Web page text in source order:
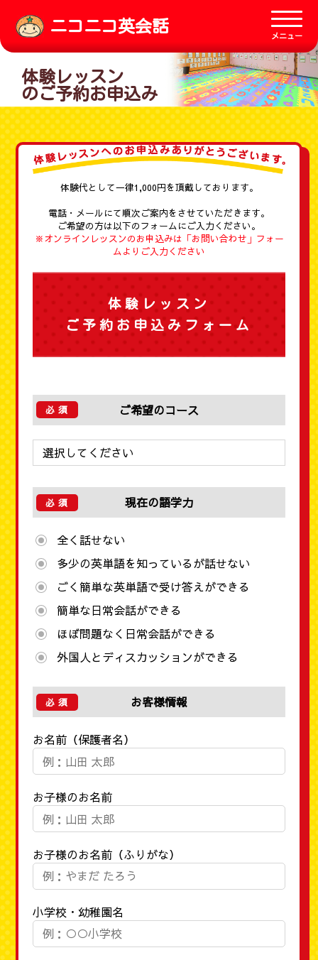
ニコニコ英会話
メニュー
体験レッスン
のご予約お申込み
体験代として一律1,000円を頂戴しております。
電話・メールにて順次ご案内をさせていただきます。
ご希望の方は以下のフォームにご入力ください。
※オンラインレッスンのお申込みは 「お問い合わせ」 フォー
ムよりご入力ください
体験レッスン
ご予約お申込みフォーム
ご希望のコース
現在の語学力
全く話せない
多少の英単語を知っているが話せない
ごく簡単な英単語で受け答えができる
簡単な日常会話ができる
ほぼ問題なく日常会話ができる
外国人とディスカッションができる
お客様情報
お名前（保護者名）
お子様のお名前
お子様のお名前（ふりがな）
小学校・幼稚園名